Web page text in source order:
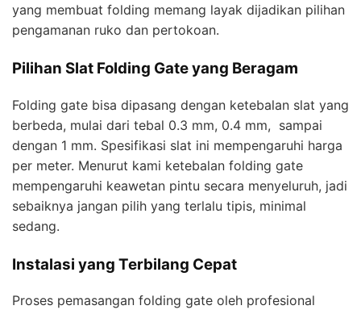
yang membuat folding memang layak dijadikan pilihan
pengamanan ruko dan pertokoan.
Pilihan Slat Folding Gate yang Beragam
Folding gate bisa dipasang dengan ketebalan slat yang
berbeda, mulai dari tebal 0.3 mm, 0.4 mm, sampai
dengan 1 mm. Spesifikasi slat ini mempengaruhi harga
per meter. Menurut kami ketebalan folding gate
mempengaruhi keawetan pintu secara menyeluruh, jadi
sebaiknya jangan pilih yang terlalu tipis, minimal
sedang.
Instalasi yang Terbilang Cepat
Proses pemasangan folding gate oleh profesional